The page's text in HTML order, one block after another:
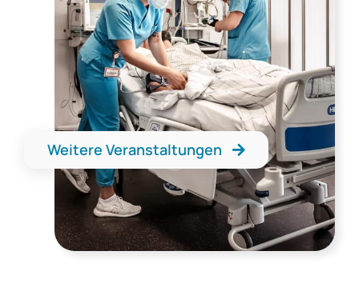
Weitere Veranstaltungen